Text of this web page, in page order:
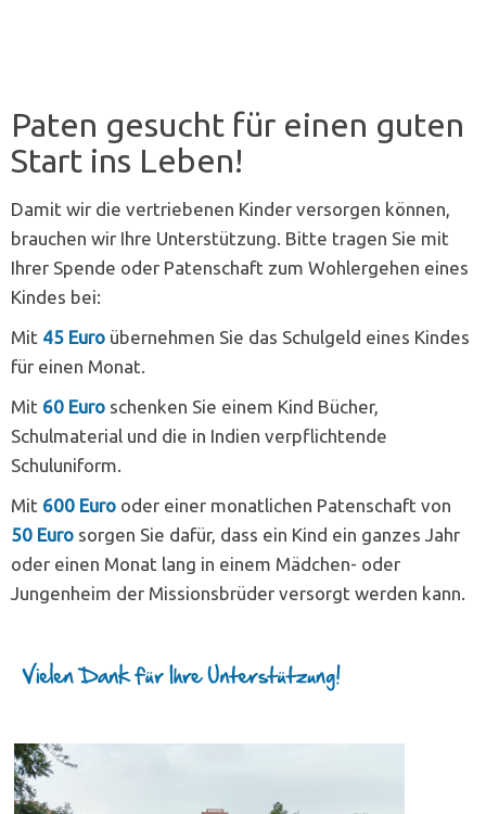
Paten gesucht für einen guten
Start ins Leben!
Damit wir die vertriebenen Kinder versorgen können,
brauchen wir Ihre Unterstützung. Bitte tragen Sie mit
Ihrer Spende oder Patenschaft zum Wohlergehen eines
Kindes bei:
Mit 45 Euro übernehmen Sie das Schulgeld eines Kindes
für einen Monat.
Mit 60 Euro schenken Sie einem Kind Bücher,
Schulmaterial und die in Indien verpflichtende
Schuluniform.
Mit 600 Euro oder einer monatlichen Patenschaft von
50 Euro sorgen Sie dafür, dass ein Kind ein ganzes Jahr
oder einen Monat lang in einem Mädchen- oder
Jungenheim der Missionsbrüder versorgt werden kann.